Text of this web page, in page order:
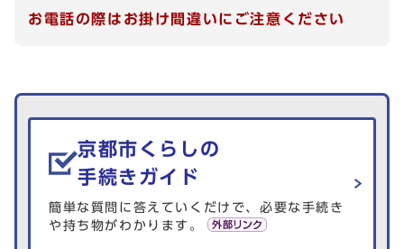
お電話の際はお掛け間違いにご注意ください
生活情報を探す
京都市くらしの
手続きガイド
簡単な質問に答えていくだけで、必要な手続き
や持ち物がわかります。